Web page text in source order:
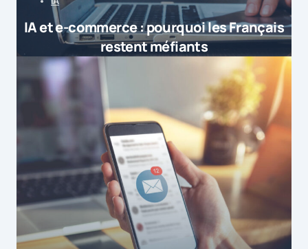
IA et e-commerce : pourquoi les Français
restent méfiants